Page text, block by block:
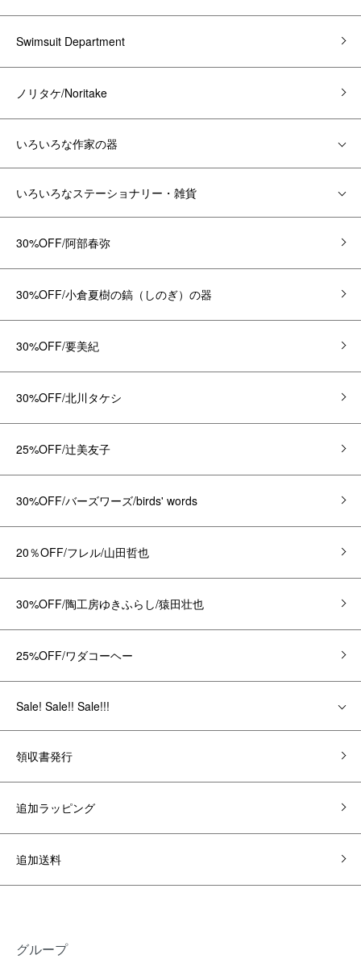
Swimsuit Department
ノリタケ/Noritake
いろいろな作家の器
いろいろなステーショナリー・雑貨
30%OFF/阿部春弥
30%OFF/小倉夏樹の鎬（しのぎ）の器
30%OFF/要美紀
30%OFF/北川タケシ
25%OFF/辻美友子
30%OFF/バーズワーズ/birds' words
20％OFF/フレル/山田哲也
30%OFF/陶工房ゆきふらし/猿田壮也
25%OFF/ワダコーヘー
Sale! Sale!! Sale!!!
領収書発行
追加ラッピング
追加送料
グループ